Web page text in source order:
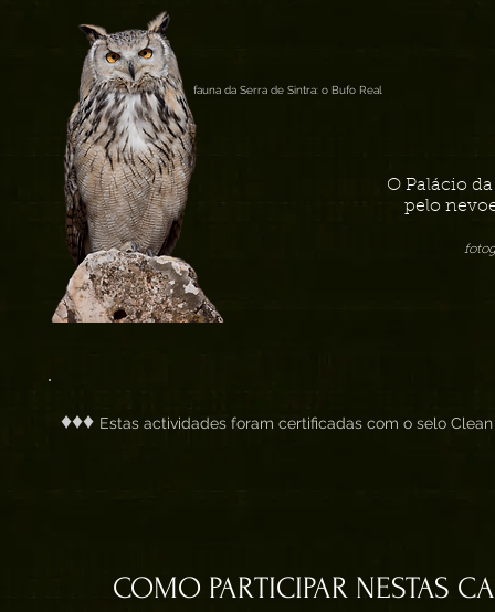
O Palácio
pelo
fauna da Serra de Sintra: o Bufo Real
♦♦♦ Estas actividades foram certificadas com o selo
COMO PARTICIPAR NESTAS